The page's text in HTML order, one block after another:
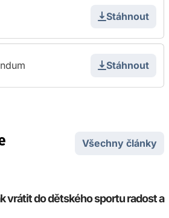
Stáhnout
Stáhnout
Všechny články
vrátit do dětského sportu radost a